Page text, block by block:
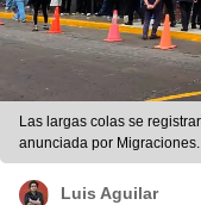
Las largas colas se
anunciada por
Luis Aguilar